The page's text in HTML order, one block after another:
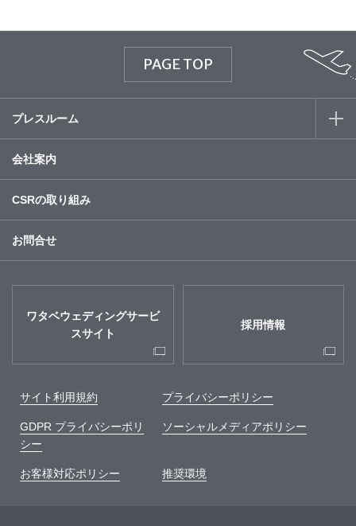
PAGE TOP
プレスルーム
会社案内
CSRの取り組み
お問合せ
ワタベウェディングサービ
スサイト
採用情報
サイト利用規約 プライバシーポリシー
GDPR プライバシーポリ
シー
ソーシャルメディアポリシー
お客様対応ポリシー 推奨環境